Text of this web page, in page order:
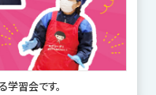
学習会です。